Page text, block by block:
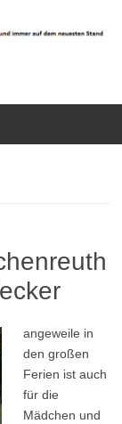
angeweile in
den großen
Ferien ist auch
für die
Mädchen und